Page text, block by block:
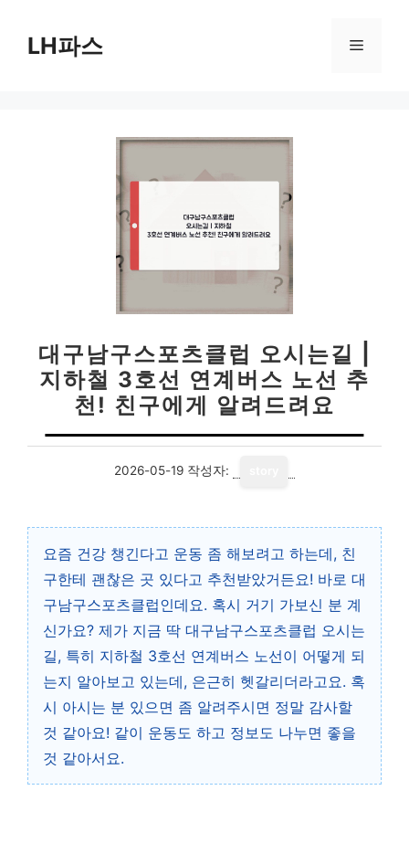
LH파스 메
대구남구스포츠클럽 오시는길 |
지하철 3호선 연계버스 노선 추
천! 친구에게 알려드려요
2026-05-19 작성자:
요즘 건강 챙긴다고 운동 좀 해보려고 하는데, 친
구한테 괜찮은 곳 있다고 추천받았거든요! 바로 대
구남구스포츠클럽인데요. 혹시 거기 가보신 분 계
신가요? 제가 지금 딱 대구남구스포츠클럽 오시는
길, 특히 지하철 3호선 연계버스 노선이 어떻게 되
는지 알아보고 있는데, 은근히 헷갈리더라고요. 혹
시 아시는 분 있으면 좀 알려주시면 정말 감사할
것 같아요! 같이 운동도 하고 정보도 나누면 좋을
것 같아서요.